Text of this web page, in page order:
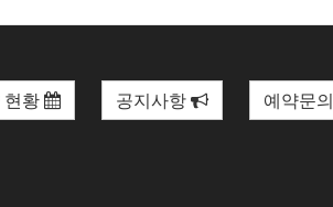
현황 공지사항 예약문의